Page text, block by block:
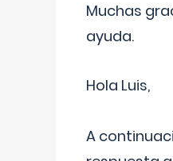
Muchas
ayuda.
Hola Luis,
A